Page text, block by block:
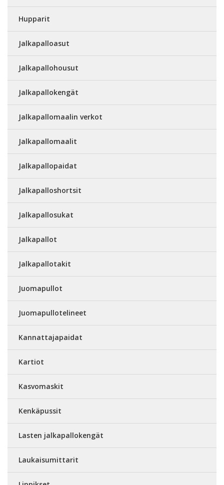
Hupparit
Jalkapalloasut
Jalkapallohousut
Jalkapallokengät
Jalkapallomaalin verkot
Jalkapallomaalit
Jalkapallopaidat
Jalkapalloshortsit
Jalkapallosukat
Jalkapallot
Jalkapallotakit
Juomapullot
Juomapullotelineet
Kannattajapaidat
Kartiot
Kasvomaskit
Kenkäpussit
Lasten jalkapallokengät
Laukaisumittarit